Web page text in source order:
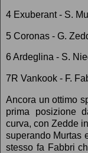
4 Exuberant - S.
5 Coronas - G.
6 Ardeglina - S.
7R Vankook - F.
Ancora un ottimo
prima posizione
curva, con Zedde
superando Murtas
stesso fa Fabbri